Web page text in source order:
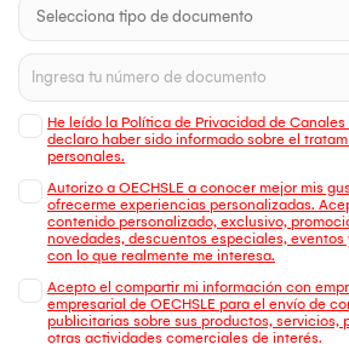
He leído la Política de Privacidad de Canales
declaro haber sido informado sobre el
personales.
Autorizo a OECHSLE a conocer mejor mis
ofrecerme experiencias personalizadas.
contenido personalizado, exclusivo,
novedades, descuentos especiales,
con lo que realmente me interesa.
Acepto el compartir mi información con
empresarial de OECHSLE para el envío de
publicitarias sobre sus productos, servicios,
otras actividades comerciales de interés.